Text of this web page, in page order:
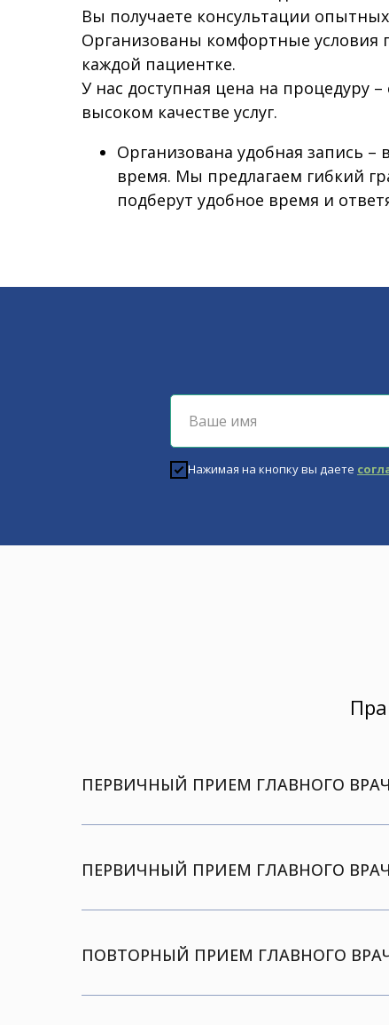
Вы получаете консультации
Организованы комфортные условия
каждой пациентке.
У нас доступная цена на процедуру
высоком качестве услуг.
Организована удобная запись
время. Мы предлагаем гибкий
подберут удобное время и
Нажимая на кнопку вы даете
ПЕРВИЧНЫЙ ПРИЕМ ГЛАВНОГО
ПЕРВИЧНЫЙ ПРИЕМ ГЛАВНОГО
ПОВТОРНЫЙ ПРИЕМ ГЛАВНОГО